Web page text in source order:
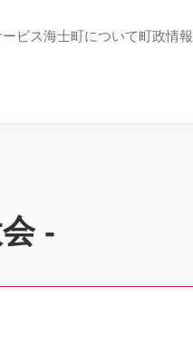
ビス海士町について町政情報
-